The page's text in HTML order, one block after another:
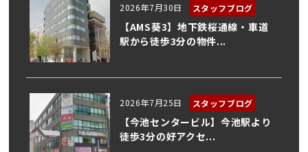
2026年7月30日 スタッフブログ
【AMS葵3】地下鉄桜通線・車道
駅から徒歩3分の物件...
2026年7月25日 スタッフブログ
【今池センタービル】今池駅より
徒歩3分の好アクセ...